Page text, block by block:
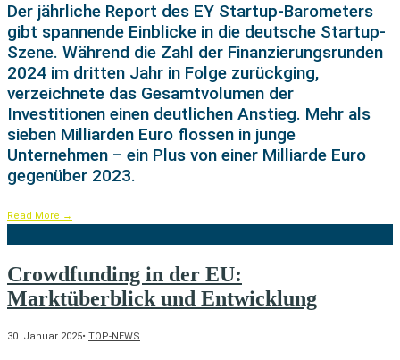
Der jährliche Report des EY Startup-Barometers
gibt spannende Einblicke in die deutsche Startup-
Szene. Während die Zahl der Finanzierungsrunden
2024 im dritten Jahr in Folge zurückging,
verzeichnete das Gesamtvolumen der
Investitionen einen deutlichen Anstieg. Mehr als
sieben Milliarden Euro flossen in junge
Unternehmen – ein Plus von einer Milliarde Euro
gegenüber 2023.
Read More →
Crowdfunding in der EU:
Marktüberblick und Entwicklung
30. Januar 2025• TOP-NEWS